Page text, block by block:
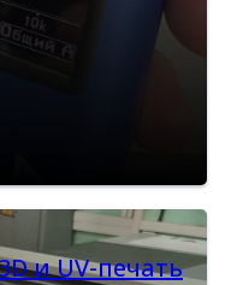
и UV-печать